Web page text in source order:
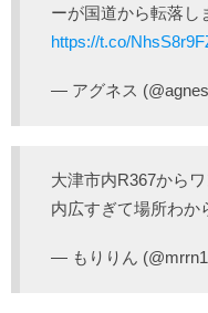
ーが国道から転落
https://t.co/
— アグネス
大津市内R367から
内広すぎて場所わか
— もりりん